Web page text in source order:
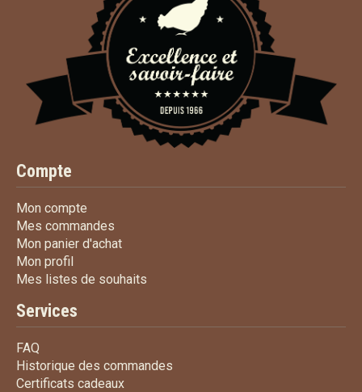
Compte
Mon compte
Mes commandes
Mon panier d'achatMon panier d'achat
Mon profil
Mes listes de souhaits
Services
FAQ
Historique des commandes
Certificats cadeauxCertificats cadeaux